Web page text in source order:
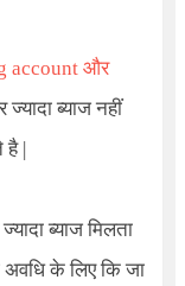
account और
ब्याज नहीं
है |
ब्याज मिलता
के लिए कि जा